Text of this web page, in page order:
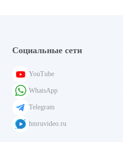
Социальные сети
YouTube
WhatsApp
Telegram
hmruvideo.ru